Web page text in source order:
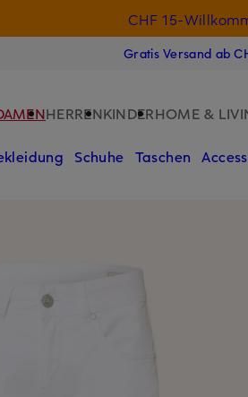
CHF 15-
Gratis Versand ab
HERRENKINDERHOME &
Schuhe Taschen